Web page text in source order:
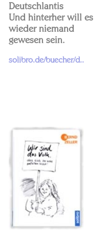
Deutschlantis
Und hinterher will es
wieder niemand
gewesen sein.
solibro.de/buecher/d..